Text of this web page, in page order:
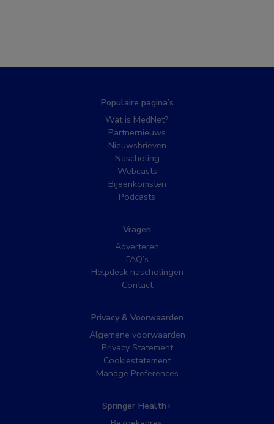
Populaire pagina’s
Wat is MedNet?
Partnernieuws
Nieuwsbrieven
Nascholing
Webcasts
Bijeenkomsten
Podcasts
Vragen
Adverteren
FAQ’s
Helpdesk nascholingen
Contact
Privacy & Voorwaarden
Algemene voorwaarden
Privacy Statement
Cookiestatement
Manage Preferences
Springer Health+